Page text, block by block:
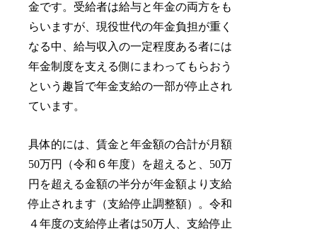
金です。受給者は給与と年金の両方をも
らいますが、現役世代の年金負担が重く
なる中、給与収入の一定程度ある者には
年金制度を支える側にまわってもらおう
という趣旨で年金支給の一部が停止され
ています。
具体的には、賃金と年金額の合計が月額
50万円（令和６年度）を超えると、50万
円を超える金額の半分が年金額より支給
停止されます（支給停止調整額）。令和
４年度の支給停止者は50万人、支給停止